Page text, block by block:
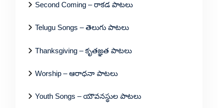
Second Coming – రాకడ పాటలు
Telugu Songs – తెలుగు పాటలు
Thanksgiving – కృతజ్ఞత పాటలు
Worship – ఆరాధనా పాటలు
Youth Songs – యౌవనస్థుల పాటలు